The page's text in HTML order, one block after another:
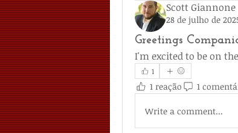
Scott Giannone
28 de julho de
Greetings
I'm excited to be on
1
1 reação 1
Write a comment...